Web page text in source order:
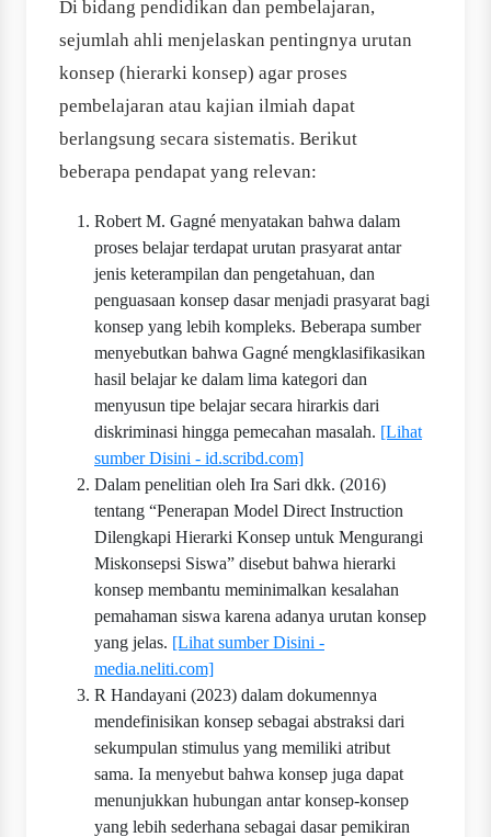
Di bidang pendidikan dan pembelajaran,
sejumlah ahli menjelaskan pentingnya urutan
konsep (hierarki konsep) agar proses
pembelajaran atau kajian ilmiah dapat
berlangsung secara sistematis. Berikut
beberapa pendapat yang relevan:
Robert M. Gagné menyatakan bahwa dalam
proses belajar terdapat urutan prasyarat antar
jenis keterampilan dan pengetahuan, dan
penguasaan konsep dasar menjadi prasyarat bagi
konsep yang lebih kompleks. Beberapa sumber
menyebutkan bahwa Gagné mengklasifikasikan
hasil belajar ke dalam lima kategori dan
menyusun tipe belajar secara hirarkis dari
diskriminasi hingga pemecahan masalah. [Lihat
sumber Disini - id.scribd.com]
Dalam penelitian oleh Ira Sari dkk. (2016)
tentang “Penerapan Model Direct Instruction
Dilengkapi Hierarki Konsep untuk Mengurangi
Miskonsepsi Siswa” disebut bahwa hierarki
konsep membantu meminimalkan kesalahan
pemahaman siswa karena adanya urutan konsep
yang jelas. [Lihat sumber Disini -
media.neliti.com]
R Handayani (2023) dalam dokumennya
mendefinisikan konsep sebagai abstraksi dari
sekumpulan stimulus yang memiliki atribut
sama. Ia menyebut bahwa konsep juga dapat
menunjukkan hubungan antar konsep-konsep
yang lebih sederhana sebagai dasar pemikiran